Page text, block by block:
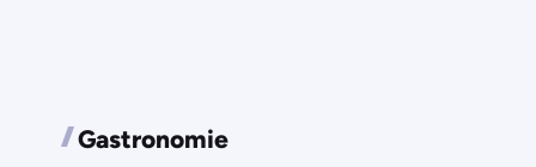
Gastronomie